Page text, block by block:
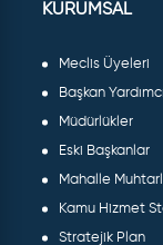
KURUMSAL
Meclis Üyeleri
Başkan
Müdürlükler
Eski Başkanlar
Mahalle
Kamu Hizmet
Stratejik Plan